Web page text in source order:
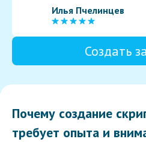
Илья Пчелинцев
Создать
Почему создание
требует опыта и